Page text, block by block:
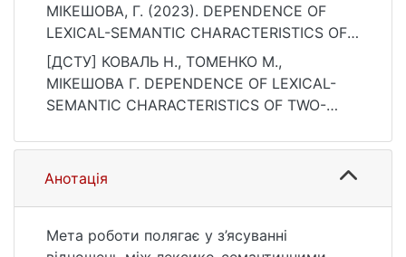
МІКЕШОВА, Г. (2023). DEPENDENCE OF
LEXICAL-SEMANTIC CHARACTERISTICS OF
TWO-COMPONENT ATTRIBUTIVE
CONSTRUCTIONS ON MORPHOLOGICAL
AND QUANTITATIVE FEATURES OF
ANGLOPHONE OFFICIAL DISCOURSE). Folia
https://doi.org/10.17721/folia.philologica/202
3/5/3
[ДСТУ] КОВАЛЬ Н., ТОМЕНКО М.,
МІКЕШОВА Г. DEPENDENCE OF LEXICAL-
SEMANTIC CHARACTERISTICS OF TWO-
CONSTRUCTIONS ON MORPHOLOGICAL
AND QUANTITATIVE FEATURES OF
ATTRIBUTE (BASED ON THE GENRES OF
Philologica. 2023. no. 5. P. 20—27. DOI:
Анотація
Мета роботи полягає у з’ясуванні